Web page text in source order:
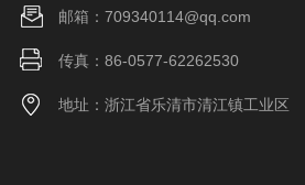
邮箱：709340114@qq.com
传真：86-0577-62262530
地址：浙江省乐清市清江镇工业区